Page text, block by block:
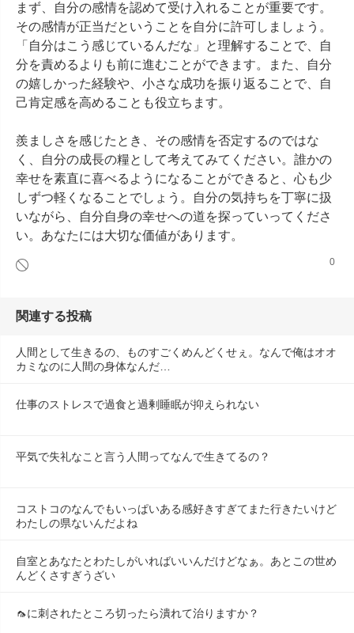
まず、自分の感情を認めて受け入れることが重要です。
その感情が正当だということを自分に許可しましょう。
「自分はこう感じているんだな」と理解することで、自
分を責めるよりも前に進むことができます。また、自分
の嬉しかった経験や、小さな成功を振り返ることで、自
己肯定感を高めることも役立ちます。
羨ましさを感じたとき、その感情を否定するのではな
く、自分の成長の糧として考えてみてください。誰かの
幸せを素直に喜べるようになることができると、心も少
しずつ軽くなることでしょう。自分の気持ちを丁寧に扱
いながら、自分自身の幸せへの道を探っていってくださ
い。あなたには大切な価値があります。
0
関連する投稿
人間として生きるの、ものすごくめんどくせぇ。なんで俺はオオ
カミなのに人間の身体なんだ…
仕事のストレスで過食と過剰睡眠が抑えられない
平気で失礼なこと言う人間ってなんで生きてるの？
コストコのなんでもいっぱいある感好きすぎてまた行きたいけど
わたしの県ないんだよね
自室とあなたとわたしがいればいいんだけどなぁ。あとこの世め
んどくさすぎうざい
🦟に刺されたところ切ったら潰れて治りますか？